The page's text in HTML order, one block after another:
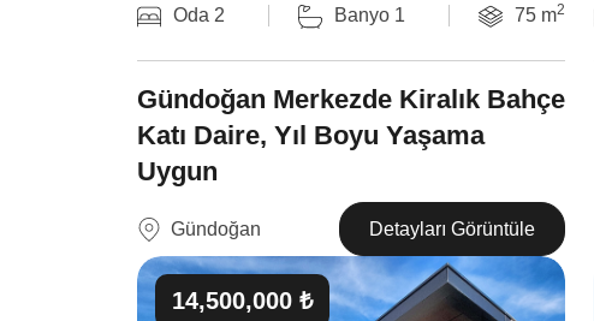
Oda 2 Banyo 1 75 m2
Gündoğan Merkezde Kiralık Bahçe
Katı Daire, Yıl Boyu Yaşama
Uygun
Gündoğan Detayları Görüntüle
14,500,000 ₺